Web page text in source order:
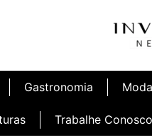
Gastronomia Moda
Trabalhe Conosco